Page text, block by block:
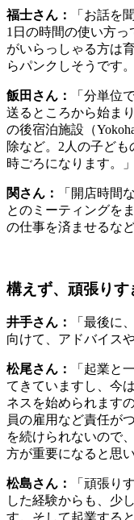
吉原さん：
「結果的
就職したり嬉しいこ
て実感しているのは
代から、コンパクト
確かだと思っています
おわりに
国際的な目標である
市大同窓会が開催し
す女性が直面し得る
支援アドバイザーの
ジェンダー平等は目
いけません。性別に
誰もがチャレンジで
カテゴリー:テーマリ
カルグッドプレイヤ
検索
最近の投稿
【イベント】4/